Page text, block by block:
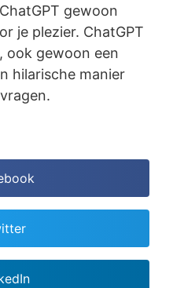
gewoon
je plezier. ChatGPT
ook gewoon een
hilarische manier